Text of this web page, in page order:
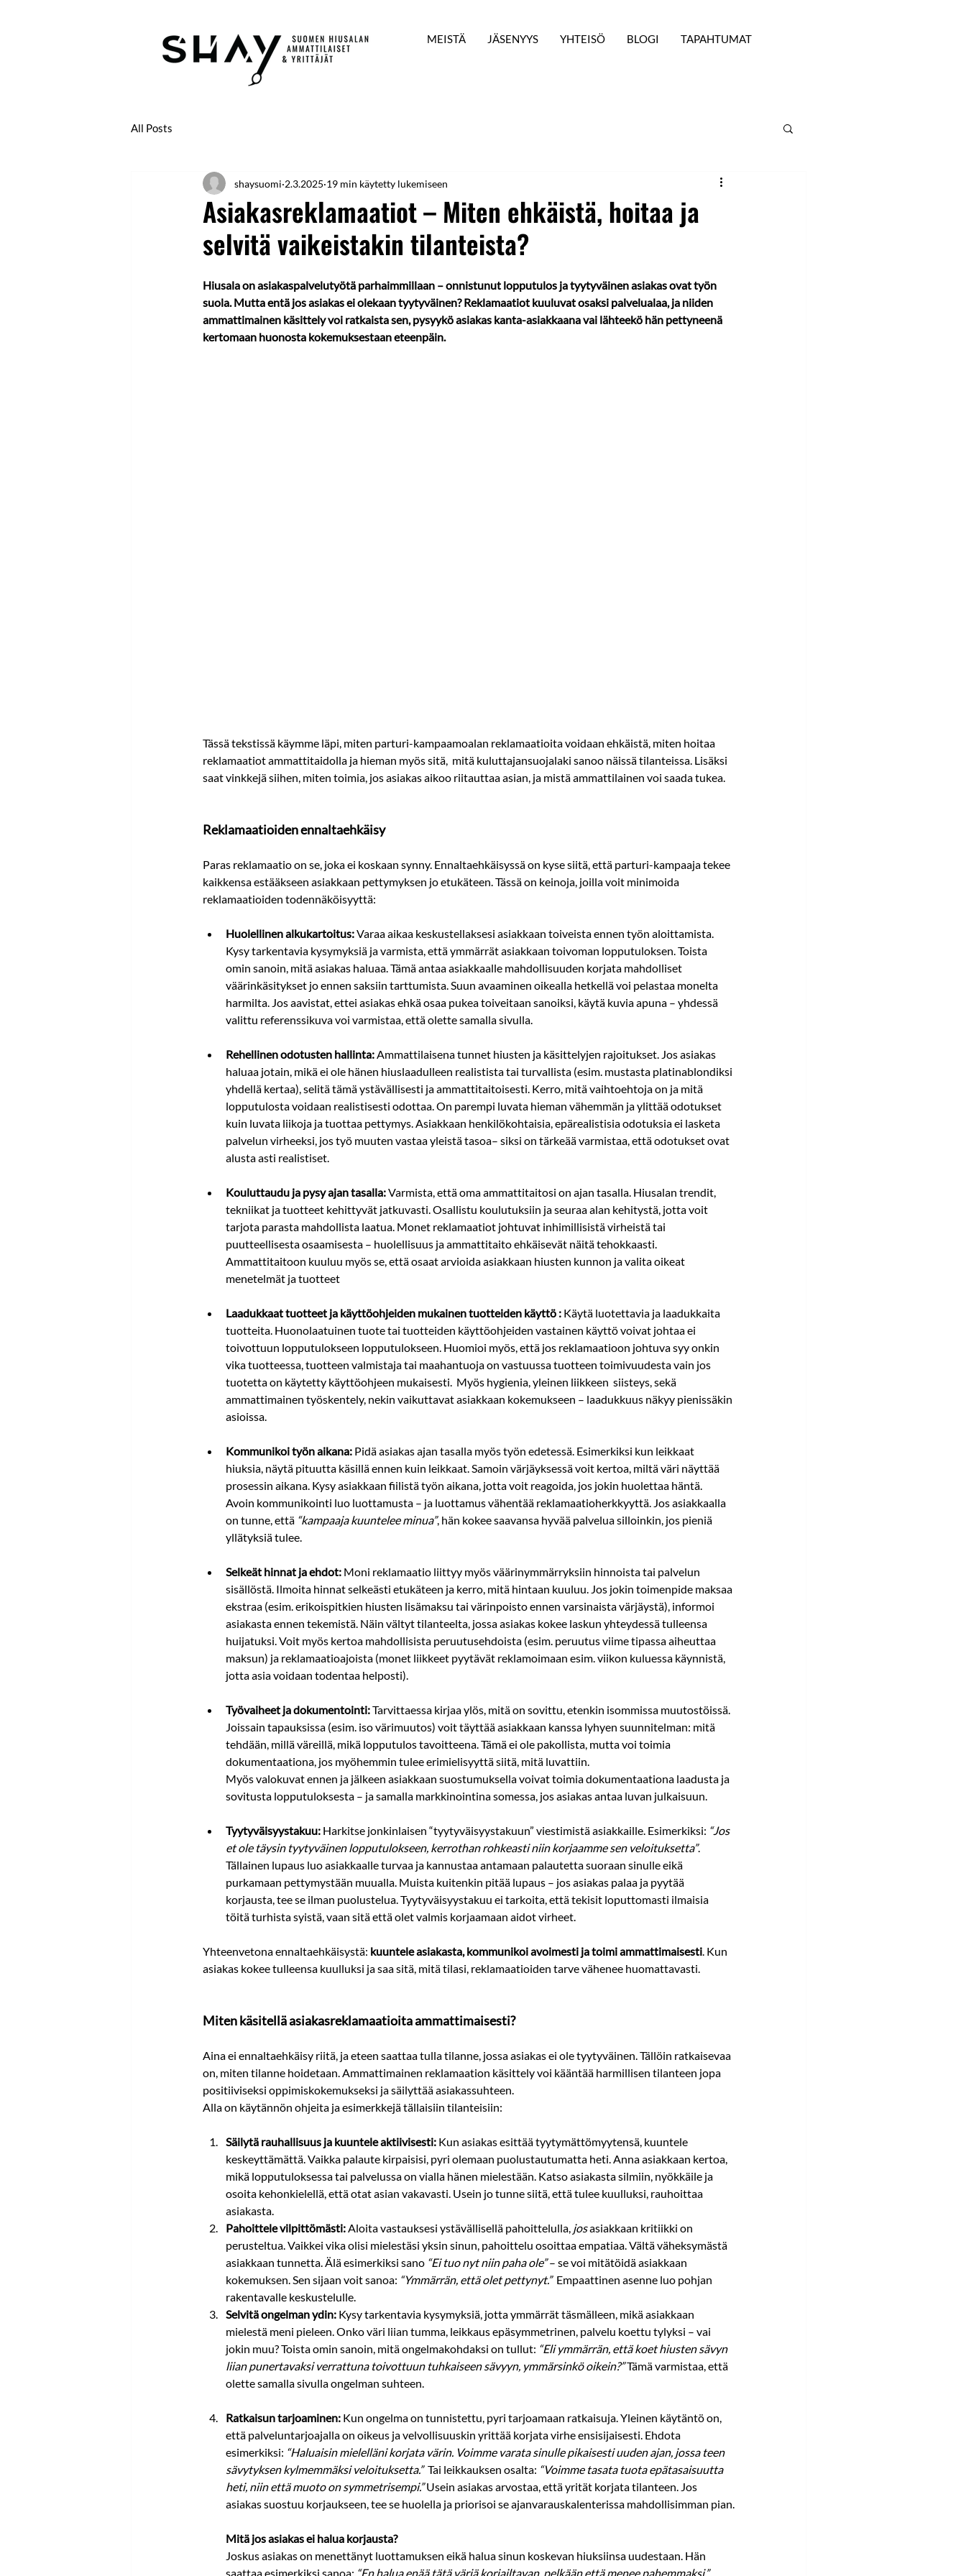
MEISTÄ JÄSENYYS YHTEISÖ BLOGI TAPAHTUMAT
All Posts
Asiakasreklamaatiot – Miten ehkäistä, hoitaa ja
selvitä vaikeistakin tilanteista?
shaysuomi 2.3.2025 19 min käytetty lukemiseen
Hiusala on asiakaspalvelutyötä parhaimmillaan – onnistunut lopputulos ja tyytyväinen asiakas ovat työn
suola. Mutta entä jos asiakas ei olekaan tyytyväinen? Reklamaatiot kuuluvat osaksi palvelualaa, ja niiden
ammattimainen käsittely voi ratkaista sen, pysyykö asiakas kanta-asiakkaana vai lähteekö hän pettyneenä
kertomaan huonosta kokemuksestaan eteenpäin.
Tässä tekstissä käymme läpi, miten parturi-kampaamoalan reklamaatioita voidaan ehkäistä, miten hoitaa
reklamaatiot ammattitaidolla ja hieman myös sitä,  mitä kuluttajansuojalaki sanoo näissä tilanteissa. Lisäksi
saat vinkkejä siihen, miten toimia, jos asiakas aikoo riitauttaa asian, ja mistä ammattilainen voi saada tukea.
Reklamaatioiden ennaltaehkäisy
Paras reklamaatio on se, joka ei koskaan synny. Ennaltaehkäisyssä on kyse siitä, että parturi-kampaaja tekee
kaikkensa estääkseen asiakkaan pettymyksen jo etukäteen. Tässä on keinoja, joilla voit minimoida
reklamaatioiden todennäköisyyttä:
Huolellinen alkukartoitus: Varaa aikaa keskustellaksesi asiakkaan toiveista ennen työn aloittamista.
Kysy tarkentavia kysymyksiä ja varmista, että ymmärrät asiakkaan toivoman lopputuloksen. Toista
omin sanoin, mitä asiakas haluaa. Tämä antaa asiakkaalle mahdollisuuden korjata mahdolliset
väärinkäsitykset jo ennen saksiin tarttumista. Suun avaaminen oikealla hetkellä voi pelastaa monelta
harmilta​. Jos aavistat, ettei asiakas ehkä osaa pukea toiveitaan sanoiksi, käytä kuvia apuna – yhdessä
valittu referenssikuva voi varmistaa, että olette samalla sivulla.
Rehellinen odotusten hallinta: Ammattilaisena tunnet hiusten ja käsittelyjen rajoitukset. Jos asiakas
haluaa jotain, mikä ei ole hänen hiuslaadulleen realistista tai turvallista (esim. mustasta platinablondiksi
yhdellä kertaa), selitä tämä ystävällisesti ja ammattitaitoisesti. Kerro, mitä vaihtoehtoja on ja mitä
lopputulosta voidaan realistisesti odottaa. On parempi luvata hieman vähemmän ja ylittää odotukset
kuin luvata liikoja ja tuottaa pettymys. Asiakkaan henkilökohtaisia, epärealistisia odotuksia ei lasketa
palvelun virheeksi, jos työ muuten vastaa yleistä tasoa​– siksi on tärkeää varmistaa, että odotukset ovat
alusta asti realistiset.
Kouluttaudu ja pysy ajan tasalla: Varmista, että oma ammattitaitosi on ajan tasalla. Hiusalan trendit,
tekniikat ja tuotteet kehittyvät jatkuvasti. Osallistu koulutuksiin ja seuraa alan kehitystä, jotta voit
tarjota parasta mahdollista laatua. Monet reklamaatiot johtuvat inhimillisistä virheistä tai
puutteellisesta osaamisesta – huolellisuus ja ammattitaito ehkäisevät näitä tehokkaasti.
Ammattitaitoon kuuluu myös se, että osaat arvioida asiakkaan hiusten kunnon ja valita oikeat
menetelmät ja tuotteet​
Laadukkaat tuotteet ja käyttöohjeiden mukainen tuotteiden käyttö : Käytä luotettavia ja laadukkaita
tuotteita. Huonolaatuinen tuote tai tuotteiden käyttöohjeiden vastainen käyttö voivat johtaa ei
toivottuun lopputulokseen lopputulokseen. Huomioi myös, että jos reklamaatioon johtuva syy onkin
vika tuotteessa, tuotteen valmistaja tai maahantuoja on vastuussa tuotteen toimivuudesta vain jos
tuotetta on käytetty käyttöohjeen mukaisesti.  Myös hygienia, yleinen liikkeen  siisteys, sekä
ammattimainen työskentely, nekin vaikuttavat asiakkaan kokemukseen – laadukkuus näkyy pienissäkin
asioissa.
Kommunikoi työn aikana: Pidä asiakas ajan tasalla myös työn edetessä. Esimerkiksi kun leikkaat
hiuksia, näytä pituutta käsillä ennen kuin leikkaat. Samoin värjäyksessä voit kertoa, miltä väri näyttää
prosessin aikana. Kysy asiakkaan fiilistä työn aikana, jotta voit reagoida, jos jokin huolettaa häntä.
Avoin kommunikointi luo luottamusta – ja luottamus vähentää reklamaatioherkkyyttä. Jos asiakkaalla
on tunne, että “kampaaja kuuntelee minua”, hän kokee saavansa hyvää palvelua silloinkin, jos pieniä
yllätyksiä tulee.
Selkeät hinnat ja ehdot: Moni reklamaatio liittyy myös väärinymmärryksiin hinnoista tai palvelun
sisällöstä. Ilmoita hinnat selkeästi etukäteen ja kerro, mitä hintaan kuuluu. Jos jokin toimenpide maksaa
ekstraa (esim. erikoispitkien hiusten lisämaksu tai värinpoisto ennen varsinaista värjäystä), informoi
asiakasta ennen tekemistä. Näin vältyt tilanteelta, jossa asiakas kokee laskun yhteydessä tulleensa
huijatuksi. Voit myös kertoa mahdollisista peruutusehdoista (esim. peruutus viime tipassa aiheuttaa
maksun) ja reklamaatioajoista (monet liikkeet pyytävät reklamoimaan esim. viikon kuluessa käynnistä,
jotta asia voidaan todentaa helposti).
Työvaiheet ja dokumentointi: Tarvittaessa kirjaa ylös, mitä on sovittu, etenkin isommissa muutostöissä.
Joissain tapauksissa (esim. iso värimuutos) voit täyttää asiakkaan kanssa lyhyen suunnitelman: mitä
tehdään, millä väreillä, mikä lopputulos tavoitteena. Tämä ei ole pakollista, mutta voi toimia
dokumentaationa, jos myöhemmin tulee erimielisyyttä siitä, mitä luvattiin.
Myös valokuvat ennen ja jälkeen asiakkaan suostumuksella voivat toimia dokumentaationa laadusta ja
sovitusta lopputuloksesta – ja samalla markkinointina somessa, jos asiakas antaa luvan julkaisuun.
Tyytyväisyystakuu: Harkitse jonkinlaisen “tyytyväisyystakuun” viestimistä asiakkaille. Esimerkiksi: “Jos
et ole täysin tyytyväinen lopputulokseen, kerrothan rohkeasti niin korjaamme sen veloituksetta”.
Tällainen lupaus luo asiakkaalle turvaa ja kannustaa antamaan palautetta suoraan sinulle eikä
purkamaan pettymystään muualla. Muista kuitenkin pitää lupaus – jos asiakas palaa ja pyytää
korjausta, tee se ilman puolustelua. Tyytyväisyystakuu ei tarkoita, että tekisit loputtomasti ilmaisia
töitä turhista syistä, vaan sitä että olet valmis korjaamaan aidot virheet.
Yhteenvetona ennaltaehkäisystä: kuuntele asiakasta, kommunikoi avoimesti ja toimi ammattimaisesti. Kun
asiakas kokee tulleensa kuulluksi ja saa sitä, mitä tilasi, reklamaatioiden tarve vähenee huomattavasti.
Miten käsitellä asiakasreklamaatioita ammattimaisesti?
Aina ei ennaltaehkäisy riitä, ja eteen saattaa tulla tilanne, jossa asiakas ei ole tyytyväinen. Tällöin ratkaisevaa
on, miten tilanne hoidetaan. Ammattimainen reklamaation käsittely voi kääntää harmillisen tilanteen jopa
positiiviseksi oppimiskokemukseksi ja säilyttää asiakassuhteen.
Alla on käytännön ohjeita ja esimerkkejä tällaisiin tilanteisiin:
Säilytä rauhallisuus ja kuuntele aktiivisesti: Kun asiakas esittää tyytymättömyytensä, kuuntele
keskeyttämättä. Vaikka palaute kirpaisisi, pyri olemaan puolustautumatta heti. Anna asiakkaan kertoa,
mikä lopputuloksessa tai palvelussa on vialla hänen mielestään. Katso asiakasta silmiin, nyökkäile ja
osoita kehonkielellä, että otat asian vakavasti. Usein jo tunne siitä, että tulee kuulluksi, rauhoittaa
asiakasta.
Pahoittele vilpittömästi: Aloita vastauksesi ystävällisellä pahoittelulla, jos asiakkaan kritiikki on
perusteltua. Vaikkei vika olisi mielestäsi yksin sinun, pahoittelu osoittaa empatiaa. Vältä väheksymästä
asiakkaan tunnetta. Älä esimerkiksi sano “Ei tuo nyt niin paha ole” – se voi mitätöidä asiakkaan
kokemuksen. Sen sijaan voit sanoa: “Ymmärrän, että olet pettynyt.”
  Empaattinen asenne luo pohjan
rakentavalle keskustelulle.
Selvitä ongelman ydin: Kysy tarkentavia kysymyksiä, jotta ymmärrät täsmälleen, mikä asiakkaan
mielestä meni pieleen. Onko väri liian tumma, leikkaus epäsymmetrinen, palvelu koettu tylyksi – vai
jokin muu? Toista omin sanoin, mitä ongelmakohdaksi on tullut: “Eli ymmärrän, että koet hiusten sävyn
liian punertavaksi verrattuna toivottuun tuhkaiseen sävyyn, ymmärsinkö oikein?” Tämä varmistaa, että
olette samalla sivulla ongelman suhteen.
Ratkaisun tarjoaminen: Kun ongelma on tunnistettu, pyri tarjoamaan ratkaisuja. Yleinen käytäntö on,
että palveluntarjoajalla on oikeus ja velvollisuuskin yrittää korjata virhe ensisijaisesti​. Ehdota
esimerkiksi: “Haluaisin mielelläni korjata värin. Voimme varata sinulle pikaisesti uuden ajan, jossa teen
sävytyksen kylmemmäksi veloituksetta.”
  Tai leikkauksen osalta:
“Voimme tasata tuota epätasaisuutta
heti, niin että muoto on symmetrisempi.” Usein asiakas arvostaa, että yrität korjata tilanteen. Jos
asiakas suostuu korjaukseen, tee se huolella ja priorisoi se ajanvarauskalenterissa mahdollisimman pian.
Mitä jos asiakas ei halua korjausta?
Joskus asiakas on menettänyt luottamuksen eikä halua sinun koskevan hiuksiinsa uudestaan. Hän
saattaa esimerkiksi sanoa: “En halua enää tätä väriä korjailtavan, pelkään että menee pahemmaksi.”